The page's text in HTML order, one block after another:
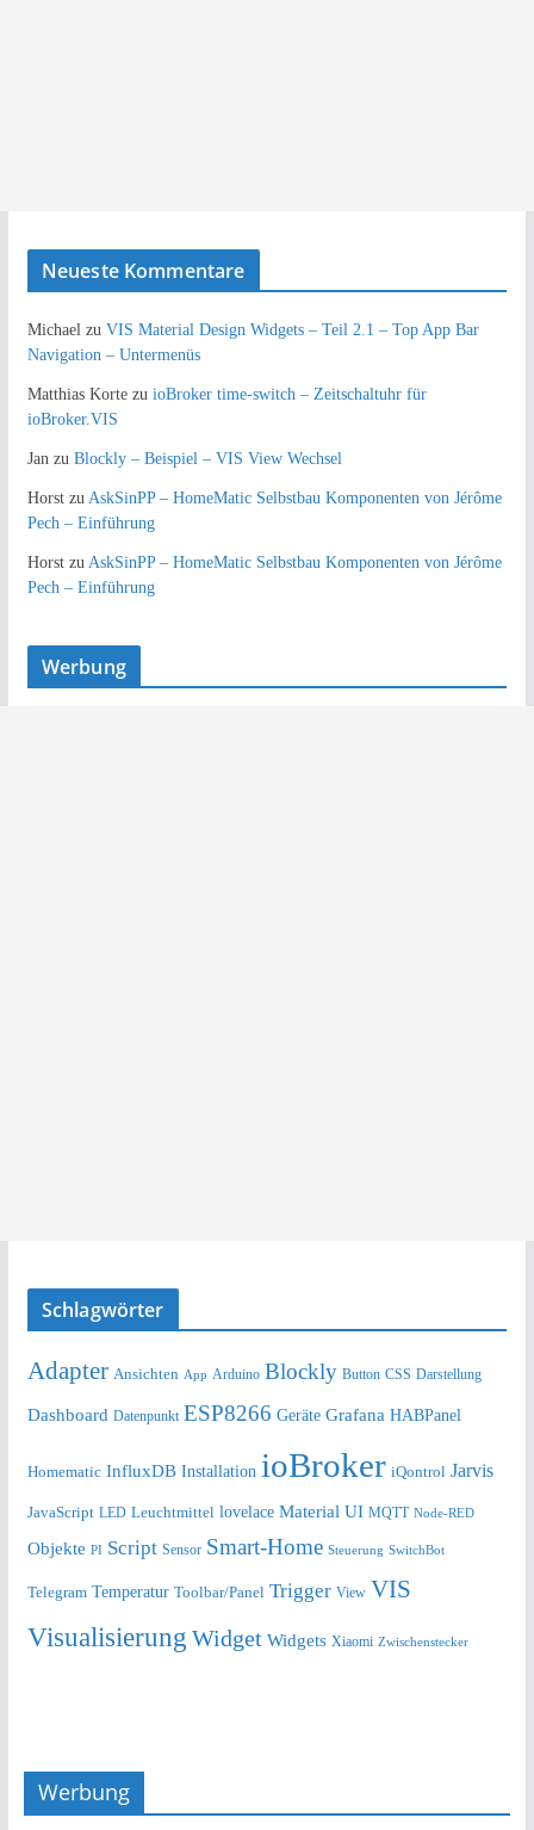
Neueste Kommentare
Michaelzu VIS Material Design Widgets – Teil 2.1 – Top App Bar
Navigation – Untermenüs
Matthias Kortezu ioBroker time-switch – Zeitschaltuhr für
ioBroker.VIS
Janzu Blockly – Beispiel – VIS View Wechsel
Horstzu AskSinPP – HomeMatic Selbstbau Komponenten von Jérôme
Pech – Einführung
Horstzu AskSinPP – HomeMatic Selbstbau Komponenten von Jérôme
Pech – Einführung
Werbung
Schlagwörter
Adapter Ansichten App Arduino Blockly Button CSS Darstellung
Dashboard Datenpunkt ESP8266 Geräte Grafana HABPanel
Homematic InfluxDB Installation ioBroker iQontrol Jarvis
JavaScript LED Leuchtmittel lovelace Material UI MQTT Node-RED
Objekte PI Script Sensor Smart-Home Steuerung SwitchBot
Telegram Temperatur Toolbar/Panel Trigger View VIS
Visualisierung Widget Widgets Xiaomi Zwischenstecker
Werbung